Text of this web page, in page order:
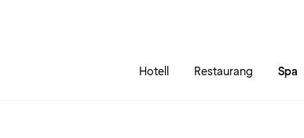
Hotell Restaurang Spa